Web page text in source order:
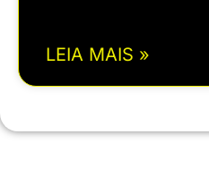
LEIA MAIS »